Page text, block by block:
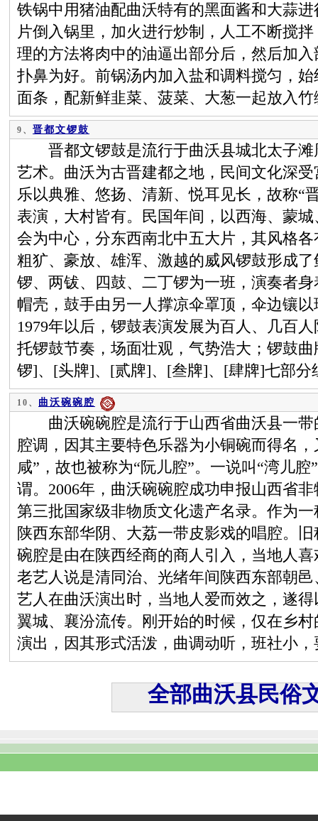
铁锅中用猪油配曲沃特有的黑面酱和大蒜
片倒入锅里，加火进行炒制，人工不断搅
理的方法将肉中的油逼出部分后，然后加
扑鼻为好。前锅汤内加入盐和调料搅匀，
面条，配新鲜韭菜、菠菜、大葱一起放入
9、 晋都文锣鼓
晋都文锣鼓是流行于曲沃县城北太子滩
艺术。曲沃为古晋建都之地，民间文化深
乐以典雅、悠扬、清新、悦耳见长，故称“
表演，大村皆有。民国年间，以西海、蒙
会为中心，分东西南北中五大片，其风格
粗犷、豪放、雄浑、激越的威风锣鼓形成
锣、两钹、四鼓、二丁锣为一班，演奏者
帽壳，鼓手由另一人撑凉伞罩顶，伞边镶
1979年以后，锣鼓表演发展为百人、几百
托锣鼓节奏，场面壮观，气势浩大；锣鼓
锣]、[头牌]、[贰牌]、[叁牌]、[肆牌]七部
10、 曲沃碗碗腔
曲沃碗碗腔是流行于山西省曲沃县一带
腔调，因其主要特色乐器为小铜碗而得名
咸”，故也被称为“阮儿腔”。一说叫“湾儿
谓。2006年，曲沃碗碗腔成功申报山西省
第三批国家级非物质文化遗产名录。作为
陕西东部华阴、大荔一带皮影戏的唱腔。
碗腔是由在陕西经商的商人引入，当地人
老艺人说是清同治、光绪年间陕西东部朝
艺人在曲沃演出时，当地人爱而效之，遂
翼城、襄汾流传。刚开始的时候，仅在乡
演出，因其形式活泼，曲调动听，班社小
全部曲沃县民俗